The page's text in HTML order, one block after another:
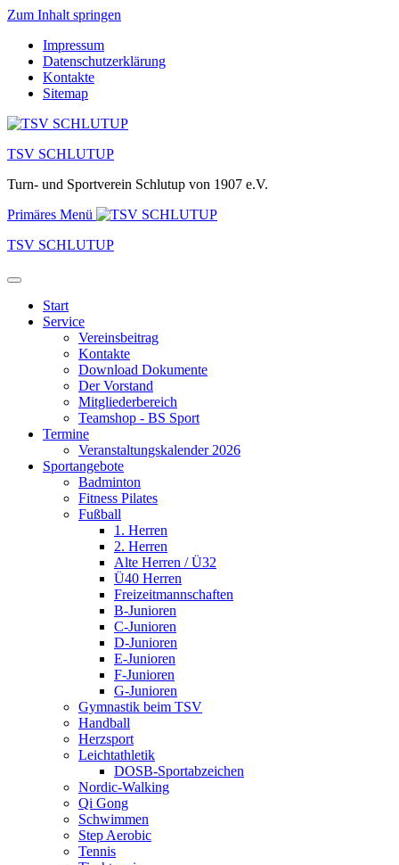
Zum Inhalt springen
Impressum
Datenschutzerklärung
Kontakte
Sitemap
TSV SCHLUTUP
Turn- und Sportverein Schlutup von 1907 e.V.
Primäres Menü
TSV SCHLUTUP
Start
Service
Vereinsbeitrag
Kontakte
Download Dokumente
Der Vorstand
Mitgliederbereich
Teamshop - BS Sport
Termine
Veranstaltungskalender 2026
Sportangebote
Badminton
Fitness Pilates
Fußball
1. Herren
2. Herren
Alte Herren / Ü32
Ü40 Herren
Freizeitmannschaften
B-Junioren
C-Junioren
D-Junioren
E-Junioren
F-Junioren
G-Junioren
Gymnastik beim TSV
Handball
Herzsport
Leichtathletik
DOSB-Sportabzeichen
Nordic-Walking
Qi Gong
Schwimmen
Step Aerobic
Tennis